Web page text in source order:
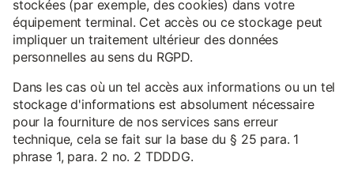
stockées (par exemple, des cookies) dans votre
équipement terminal. Cet accès ou ce stockage peut
impliquer un traitement ultérieur des données
personnelles au sens du RGPD.
Dans les cas où un tel accès aux informations ou un tel
stockage d'informations est absolument nécessaire
pour la fourniture de nos services sans erreur
technique, cela se fait sur la base du § 25 para. 1
phrase 1, para. 2 no. 2 TDDDG.